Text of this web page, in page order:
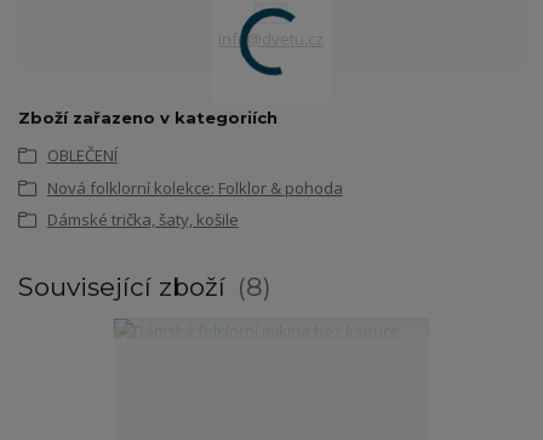
info@dvetu.cz
Zboží zařazeno v kategoriích
OBLEČENÍ
Nová folklorní kolekce: Folklor & pohoda
Dámské trička, šaty, košile
Související zboží 8